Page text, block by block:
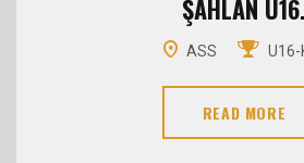
ŞAHLAN U16.
ASS U16-
READ MORE